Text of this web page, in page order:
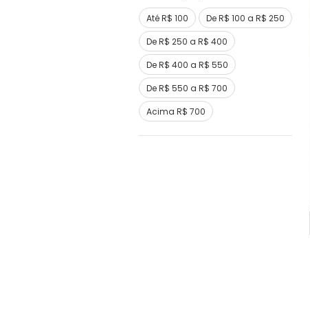
Até R$ 100
De R$ 100 a R$ 250
De R$ 250 a R$ 400
De R$ 400 a R$ 550
De R$ 550 a R$ 700
Acima R$ 700